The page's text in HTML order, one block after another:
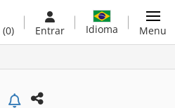
(0) Entrar Idioma Menu